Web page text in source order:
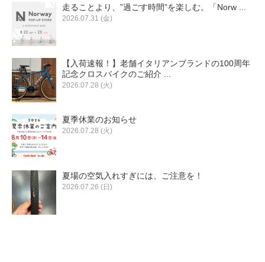
走ることより、”過ごす時間”を楽しむ。「Norw ...
2026.07.31 (金)
【入荷速報！】老舗イタリアンブランドの100周年
記念クロスバイクのご紹介 ...
2026.07.28 (火)
夏季休業のお知らせ
2026.07.28 (火)
夏場の空気入れすぎには、ご注意を！
2026.07.26 (日)